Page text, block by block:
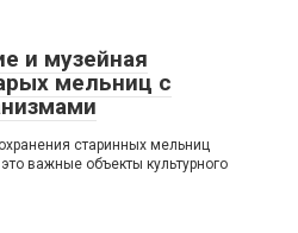
и музейная
мельниц с
старинных мельниц
важные объекты культурного